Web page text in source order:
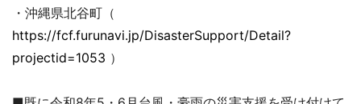
・沖縄県北谷町（
https://fcf.furunavi.jp/DisasterSupport/Detail?
projectid=1053 ）